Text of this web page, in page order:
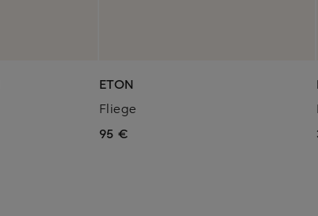
ETON
Fliege
95 €